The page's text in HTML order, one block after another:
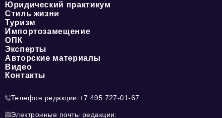
Юридический практикум
Стиль жизни
Туризм
Импортозамещение
ОПК
Эксперты
Авторские материалы
Видео
Контакты
Телефон редакции:+7 495 727-01-67
Электронные почты редакции: